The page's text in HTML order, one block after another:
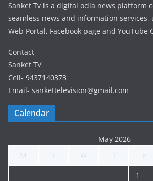
Sanket Tv is a digital odia news platform
seamless news and information services,
Web Portal, Facebook page and YouTube
Contact-
Sanket TV
Cell- 9437140373
Email- sankettelevision@gmail.com
Calendar
May 2026
1